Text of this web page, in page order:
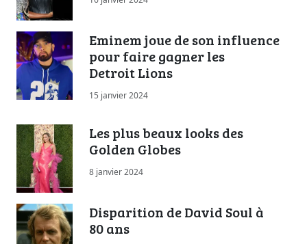
Eminem joue de son influence
pour faire gagner les
Detroit Lions
15 janvier 2024
Les plus beaux looks des
Golden Globes
8 janvier 2024
Disparition de David Soul à
80 ans